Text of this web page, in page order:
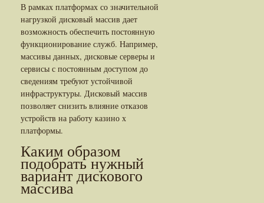
В рамках платформах со значительной
нагрузкой дисковый массив дает
возможность обеспечить постоянную
функционирование служб. Например,
массивы данных, дисковые серверы и
сервисы с постоянным доступом до
сведениям требуют устойчивой
инфраструктуры. Дисковый массив
позволяет снизить влияние отказов
устройств на работу казино х
платформы.
Каким образом
подобрать нужный
вариант дискового
массива